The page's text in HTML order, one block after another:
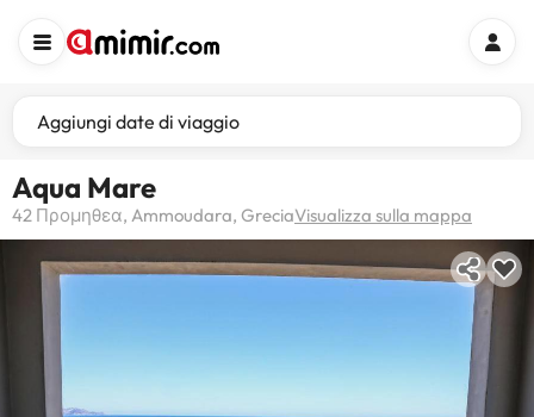
Aggiungi date di viaggio
Aqua Mare
42 Προμηθεα, Ammoudara, GreciaVisualizza sulla mappa